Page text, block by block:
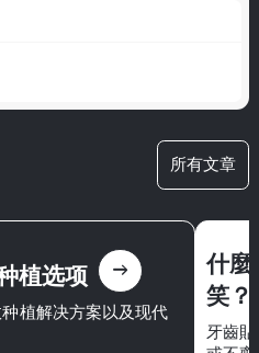
所有文章
植选项 east
植解决方案以及现代
什麼
笑？
牙齒